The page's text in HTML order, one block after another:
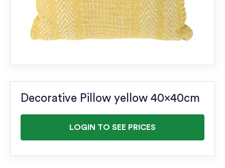
Decorative Pillow yellow 40x40cm
LOGIN TO SEE PRICES